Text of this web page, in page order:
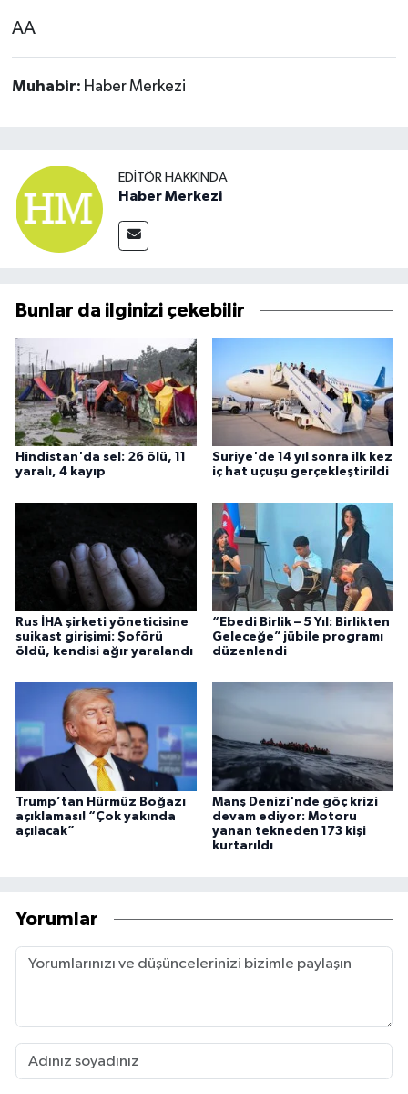
AA
Muhabir: Haber Merkezi
EDITÖR HAKKINDA
Haber Merkezi
Bunlar da ilginizi çekebilir
Hindistan'da sel: 26 ölü, 11
yaralı, 4 kayıp
Suriye'de 14 yıl sonra ilk kez
iç hat uçuşu gerçekleştirildi
Rus İHA şirketi yöneticisine
suikast girişimi: Şoförü
öldü, kendisi ağır yaralandı
“Ebedi Birlik – 5 Yıl: Birlikten
Geleceğe” jübile programı
düzenlendi
Trump’tan Hürmüz Boğazı
açıklaması! “Çok yakında
açılacak”
Manş Denizi'nde göç krizi
devam ediyor: Motoru
yanan tekneden 173 kişi
kurtarıldı
Yorumlar